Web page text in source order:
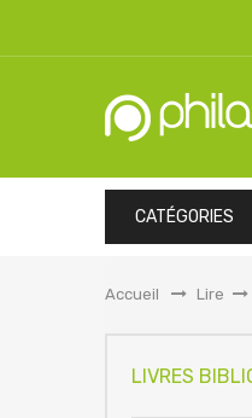
CATÉGORIES
Accueil &gt;Lire >
LIVRES